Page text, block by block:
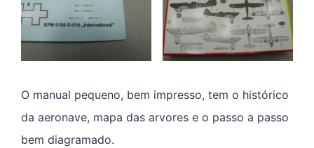
O manual pequeno, bem impresso, tem o histórico
da aeronave, mapa das arvores e o passo a passo
bem diagramado.